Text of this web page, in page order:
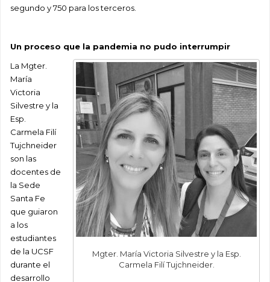
segundo y 750 para los terceros.
Un proceso que la pandemia no pudo interrumpir
Mgter. María Victoria Silvestre y la Esp.
Carmela Filí Tujchneider.
La Mgter.
María
Victoria
Silvestre y la
Esp.
Carmela Filí
Tujchneider
son las
docentes de
la Sede
Santa Fe
que guiaron
a los
estudiantes
de la UCSF
durante el
desarrollo